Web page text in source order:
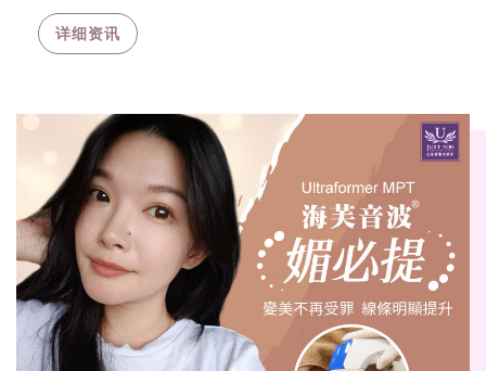
详细资讯